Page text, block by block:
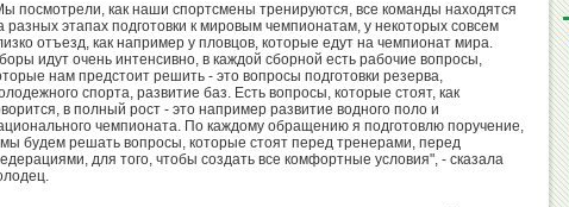
посмотрели, как наши спортсмены тренируются, все команды находятся
разных этапах подготовки к мировым чемпионатам, у некоторых совсем
отъезд, как например у пловцов, которые едут на чемпионат мира.
идут очень интенсивно, в каждой сборной есть рабочие вопросы,
нам предстоит решить - это вопросы подготовки резерва,
спорта, развитие баз. Есть вопросы, которые стоят, как
в полный рост - это например развитие водного поло и
чемпионата. По каждому обращению я подготовлю поручение,
будем решать вопросы, которые стоят перед тренерами, перед
для того, чтобы создать все комфортные условия", - сказала